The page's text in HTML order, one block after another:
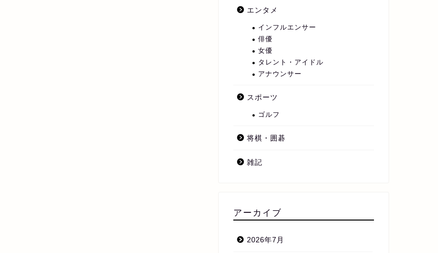
エンタメ
インフルエンサー
俳優
女優
タレント・アイドル
アナウンサー
スポーツ
ゴルフ
将棋・囲碁
雑記
アーカイブ
2026年7月